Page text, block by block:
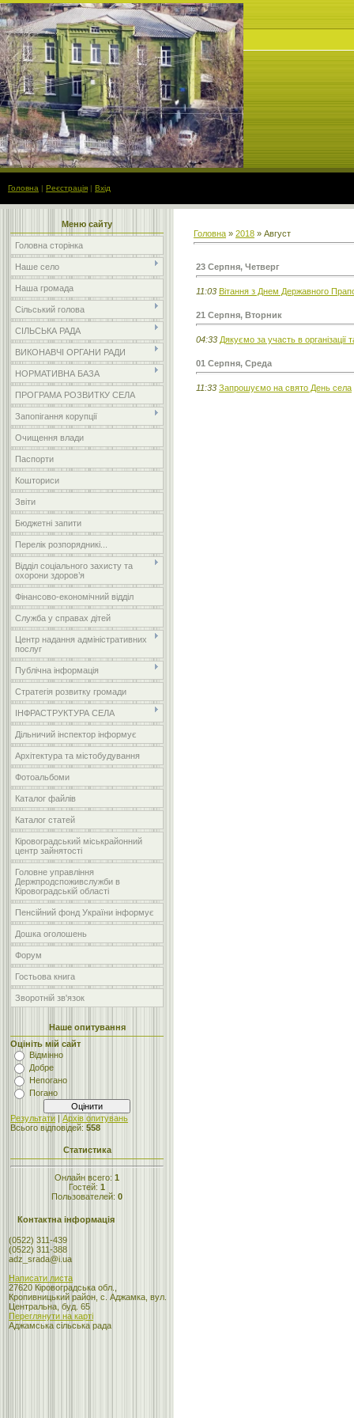
Головна | Реєстрація | Вхід
Меню сайту
Головна сторінка
Наше село
Наша громада
Сільський голова
СІЛЬСЬКА РАДА
ВИКОНАВЧІ ОРГАНИ РАДИ
НОРМАТИВНА БАЗА
ПРОГРАМА РОЗВИТКУ СЕЛА
Запопігання корупції
Очищення влади
Паспорти
Кошториси
Звіти
Бюджетні запити
Перелік розпорядникі...
Відділ соціального захисту та
охорони здоров’я
Фінансово-економічний відділ
Служба у справах дітей
Центр надання адміністративних
послуг
Публічна інформація
Стратегія розвитку громади
ІНФРАСТРУКТУРА СЕЛА
Дільничий інспектор інформує
Архітектура та містобудування
Фотоальбоми
Каталог файлів
Каталог статей
Кіровоградський міськрайонний
центр зайнятості
Головне управління
Держпродспоживслужби в
Кіровоградській області
Пенсійний фонд України інформує
Дошка оголошень
Форум
Гостьова книга
Зворотній зв'язок
Наше опитування
Оцініть мій сайт
Відмінно
Добре
Непогано
Погано
Результати | Архів опитувань
Всього відповідей: 558
Статистика
Онлайн всего: 1
Гостей: 1
Пользователей: 0
Контактна інформація
(0522) 311-439
(0522) 311-388
adz_srada@i.ua
Написати листа
27620 Кіровоградська обл.,
Кропивницький район, с. Аджамка, вул.
Центральна, буд. 65
Переглянути на карті
Аджамська сільська рада
Головна » 2018 » Август
23 Серпня, Четверг
11:03 Вітання з Днем Державного
21 Серпня, Вторник
04:33 Дякуємо за участь в
01 Серпня, Среда
11:33 Запрошуємо на свято День села